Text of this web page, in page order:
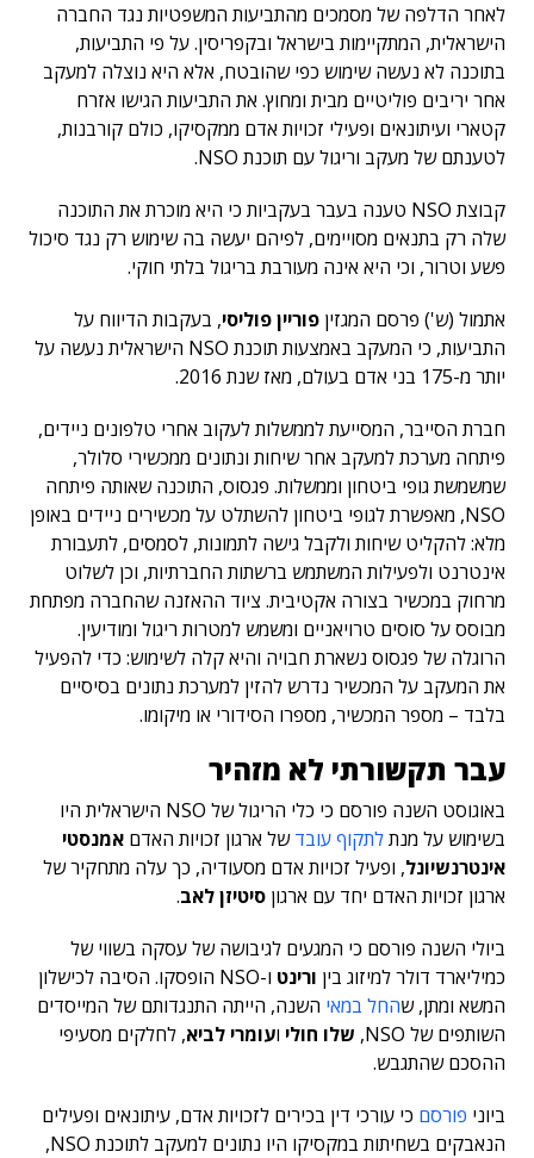
לאחר הדלפה של מסמכים מהתביעות המשפטיות נגד החברה
הישראלית, המתקיימות בישראל ובקפריסין. על פי התביעות,
בתוכנה לא נעשה שימוש כפי שהובטח, אלא היא נוצלה למעקב
אחר יריבים פוליטיים מבית ומחוץ. את התביעות הגישו אזרח
קטארי ועיתונאים ופעילי זכויות אדם ממקסיקו, כולם קורבנות,
לטענתם של מעקב וריגול עם תוכנת NSO.
קבוצת NSO טענה בעבר בעקביות כי היא מוכרת את התוכנה
שלה רק בתנאים מסויימים, לפיהם יעשה בה שימוש רק נגד סיכול
פשע וטרור, וכי היא אינה מעורבת בריגול בלתי חוקי.
אתמול (ש') פרסם המגזין פוריין פוליסי, בעקבות הדיווח על
התביעות, כי המעקב באמצעות תוכנת NSO הישראלית נעשה על
יותר מ-175 בני אדם בעולם, מאז שנת 2016.
חברת הסייבר, המסייעת לממשלות לעקוב אחרי טלפונים ניידים,
פיתחה מערכת למעקב אחר שיחות ונתונים ממכשירי סלולר,
שמשמשת גופי ביטחון וממשלות. פגסוס, התוכנה שאותה פיתחה
NSO, מאפשרת לגופי ביטחון להשתלט על מכשירים ניידים באופן
מלא: להקליט שיחות ולקבל גישה לתמונות, לסמסים, לתעבורת
אינטרנט ולפעילות המשתמש ברשתות החברתיות, וכן לשלוט
מרחוק במכשיר בצורה אקטיבית. ציוד ההאזנה שהחברה מפתחת
מבוסס על סוסים טרויאניים ומשמש למטרות ריגול ומודיעין.
הרוגלה של פגסוס נשארת חבויה והיא קלה לשימוש: כדי להפעיל
את המעקב על המכשיר נדרש להזין למערכת נתונים בסיסיים
בלבד – מספר המכשיר, מספרו הסידורי או מיקומו.
עבר תקשורתי לא מזהיר
באוגוסט השנה פורסם כי כלי הריגול של NSO הישראלית היו
בשימוש על מנתלתקוף עובדשל ארגון זכויות האדם אמנסטי
אינטרנשיונל, ופעיל זכויות אדם מסעודיה, כך עלה מתחקיר של
ארגון זכויות האדם יחד עם ארגון סיטיזן לאב.
ביולי השנה פורסם כי המגעים לגיבושה של עסקה בשווי של
כמיליארד דולר למיזוג בין ורינט
ו-NSO הופסקו. הסיבה לכישלון
המשא ומתן, שהחל במאי השנה, הייתה התנגדותם של המייסדים
השותפים של NSO,
שלו חולי ועומרי לביא, לחלקים מסעיפי
ההסכם שהתגבש.
ביוני פורסם כי עורכי דין בכירים לזכויות אדם, עיתונאים ופעילים
הנאבקים בשחיתות במקסיקו היו נתונים למעקב לתוכנת NSO,